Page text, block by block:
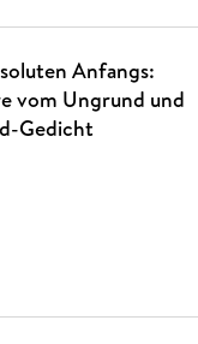
Anfangs:
vom Ungrund und
Gedicht